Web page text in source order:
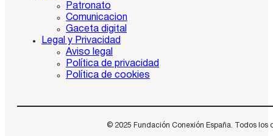
Patronato
Comunicacion
Gaceta digital
Legal y Privacidad
Aviso legal
Política de privacidad
Política de cookies
© 2025 Fundación Conexión España. Todos los